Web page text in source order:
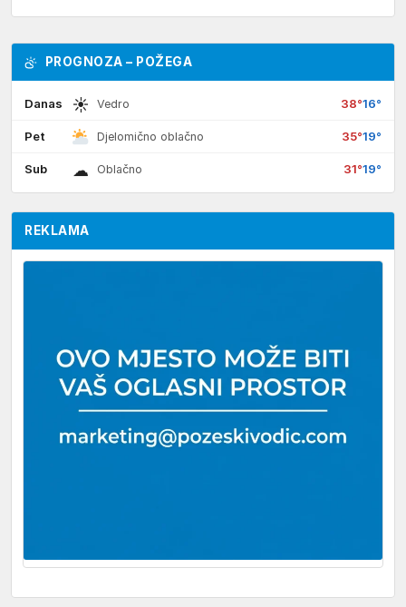
PROGNOZA – POŽEGA
Danas ☀ Vedro 38°16°
Pet Djelomično oblačno 35°19°
Sub ☁ Oblačno 31°19°
REKLAMA